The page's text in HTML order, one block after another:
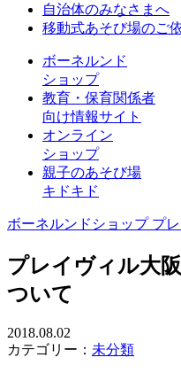
自治体のみなさまへ
移動式あそび場のご
ボーネルンド
ショップ
教育・保育関係者
向け情報サイト
オンライン
ショップ
親子のあそび場
キドキド
ボーネルンドショップ プ
プレイヴィル大
ついて
2018.08.02
カテゴリー： 未分類